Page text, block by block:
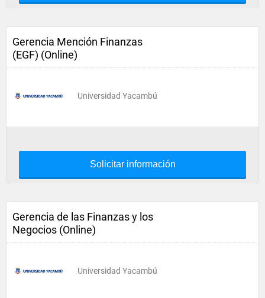
Gerencia Mención Finanzas
(EGF) (Online)
Universidad Yacambú
Solicitar información
Gerencia de las Finanzas y los
Negocios (Online)
Universidad Yacambú